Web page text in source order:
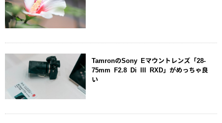
TamronのSony Eマウントレンズ「28-
75mm F2.8 Di III RXD」がめっちゃ良
い